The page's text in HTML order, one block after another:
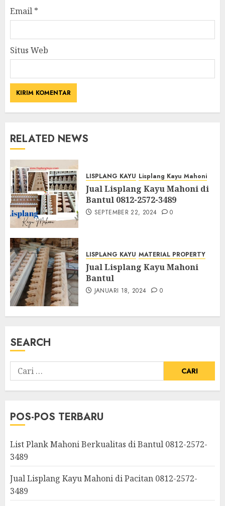
Email *
Situs Web
RELATED NEWS
LISPLANG KAYU Lisplang Kayu Mahoni
Jual Lisplang Kayu Mahoni di
Bantul 0812-2572-3489
SEPTEMBER 22, 2024 0
LISPLANG KAYU MATERIAL PROPERTY
Jual Lisplang Kayu Mahoni
Bantul
JANUARI 18, 2024 0
SEARCH
POS-POS TERBARU
List Plank Mahoni Berkualitas di Bantul 0812-2572-
3489
Jual Lisplang Kayu Mahoni di Pacitan 0812-2572-
3489